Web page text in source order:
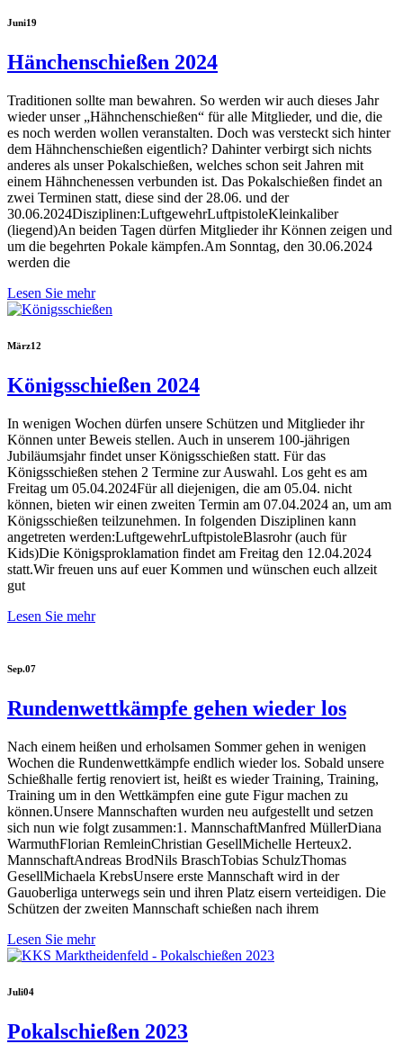
Juni19
Hänchenschießen 2024
Traditionen sollte man bewahren. So werden wir auch dieses Jahr
wieder unser „Hähnchenschießen“ für alle Mitglieder, und die, die
es noch werden wollen veranstalten. Doch was versteckt sich hinter
dem Hähnchenschießen eigentlich? Dahinter verbirgt sich nichts
anderes als unser Pokalschießen, welches schon seit Jahren mit
einem Hähnchenessen verbunden ist. Das Pokalschießen findet an
zwei Terminen statt, diese sind der 28.06. und der
30.06.2024Disziplinen:LuftgewehrLuftpistoleKleinkaliber
(liegend)An beiden Tagen dürfen Mitglieder ihr Können zeigen und
um die begehrten Pokale kämpfen.Am Sonntag, den 30.06.2024
werden die
Lesen Sie mehr
März12
Königsschießen 2024
In wenigen Wochen dürfen unsere Schützen und Mitglieder ihr
Können unter Beweis stellen. Auch in unserem 100-jährigen
Jubiläumsjahr findet unser Königsschießen statt. Für das
Königsschießen stehen 2 Termine zur Auswahl. Los geht es am
Freitag um 05.04.2024Für all diejenigen, die am 05.04. nicht
können, bieten wir einen zweiten Termin am 07.04.2024 an, um am
Königsschießen teilzunehmen. In folgenden Disziplinen kann
angetreten werden:LuftgewehrLuftpistoleBlasrohr (auch für
Kids)Die Königsproklamation findet am Freitag den 12.04.2024
statt.Wir freuen uns auf euer Kommen und wünschen euch allzeit
gut
Lesen Sie mehr
Sep.07
Rundenwettkämpfe gehen wieder los
Nach einem heißen und erholsamen Sommer gehen in wenigen
Wochen die Rundenwettkämpfe endlich wieder los. Sobald unsere
Schießhalle fertig renoviert ist, heißt es wieder Training, Training,
Training um in den Wettkämpfen eine gute Figur machen zu
können.Unsere Mannschaften wurden neu aufgestellt und setzen
sich nun wie folgt zusammen:1. MannschaftManfred MüllerDiana
WarmuthFlorian RemleinChristian GesellMichelle Herteux2.
MannschaftAndreas BrodNils BraschTobias SchulzThomas
GesellMichaela KrebsUnsere erste Mannschaft wird in der
Gauoberliga unterwegs sein und ihren Platz eisern verteidigen. Die
Schützen der zweiten Mannschaft schießen nach ihrem
Lesen Sie mehr
Juli04
Pokalschießen 2023